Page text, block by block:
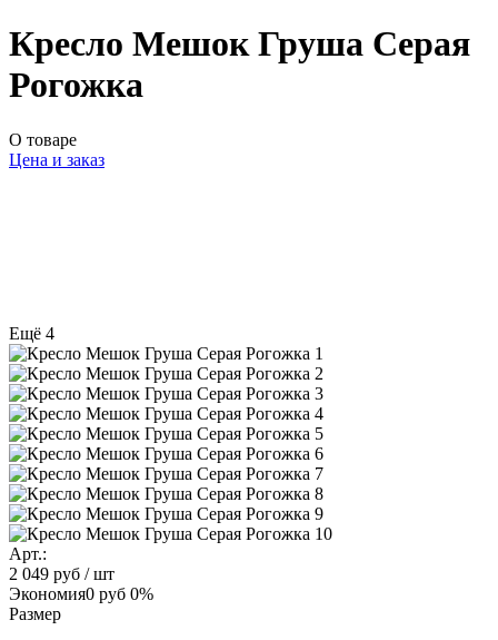
Кресло Мешок Груша Серая
Рогожка
О товаре
Цена и заказ
Ещё 4
Арт.:
2 049 руб / шт
Экономия0 руб 0%
Размер